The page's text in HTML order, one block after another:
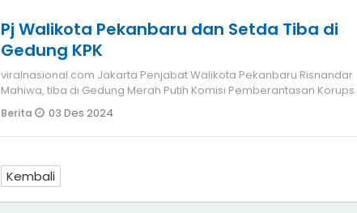
Pj Walikota Pekanbaru dan Setda Tiba di
Gedung KPK
viralnasional.com Jakarta Penjabat Walikota Pekanbaru Risnandar
Mahiwa, tiba di Gedung Merah Putih Komisi Pemberantasan Korupsi
(KPK)
Berita 03 Des 2024
Kembali